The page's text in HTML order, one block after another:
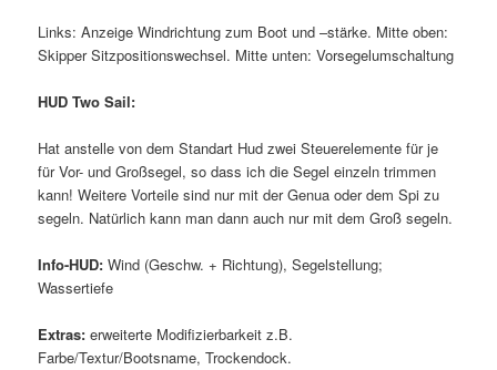
Links: Anzeige Windrichtung zum Boot und –stärke. Mitte oben:
Skipper Sitzpositionswechsel. Mitte unten: Vorsegelumschaltung
HUD Two Sail:
Hat anstelle von dem Standart Hud zwei Steuerelemente für je
für Vor- und Großsegel, so dass ich die Segel einzeln trimmen
kann! Weitere Vorteile sind nur mit der Genua oder dem Spi zu
segeln. Natürlich kann man dann auch nur mit dem Groß segeln.
Info-HUD: Wind (Geschw. + Richtung), Segelstellung;
Wassertiefe
Extras: erweiterte Modifizierbarkeit z.B.
Farbe/Textur/Bootsname, Trockendock.